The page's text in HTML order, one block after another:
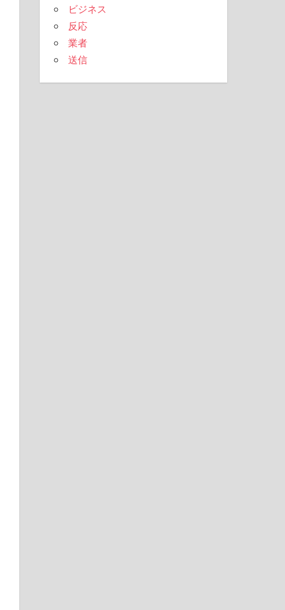
ビジネス
反応
業者
送信